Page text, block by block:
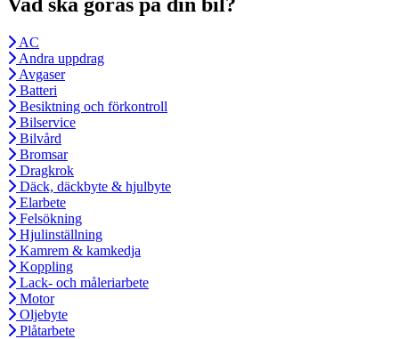
Vad ska göras på din bil?
AC
Andra uppdrag
Avgaser
Batteri
Besiktning och förkontroll
Bilservice
Bilvård
Bromsar
Dragkrok
Däck, däckbyte & hjulbyte
Elarbete
Felsökning
Hjulinställning
Kamrem & kamkedja
Koppling
Lack- och måleriarbete
Motor
Oljebyte
Plåtarbete